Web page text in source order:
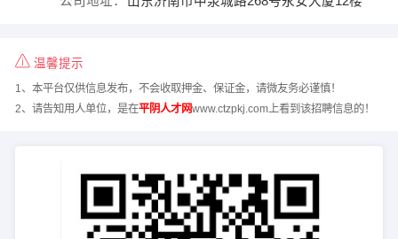
温馨提示
1、本平台仅供信息发布，不会收取押金、保证金，请微友务必谨慎！
2、请告知用人单位，是在平阴人才网www.ctzpkj.com上看到该招聘信息的！